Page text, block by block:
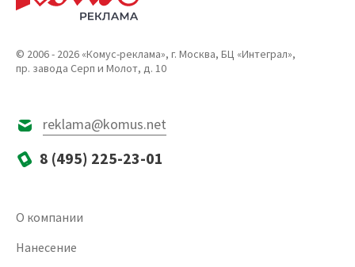
© 2006 - 2026 «Комус-реклама», г. Москва, БЦ «Интеграл»,
пр. завода Серп и Молот, д. 10
reklama@komus.net
8 (495) 225-23-01
О компании
Нанесение